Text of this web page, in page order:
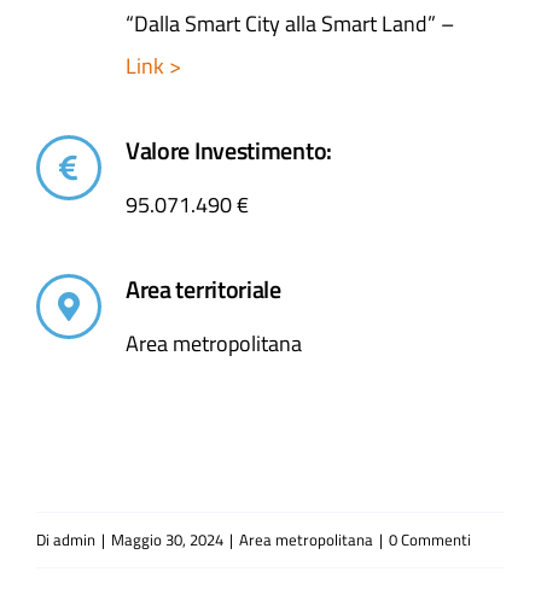
“Dalla Smart City alla Smart Land” –
Link >
Valore Investimento:
95.071.490 €
Area territoriale
Area metropolitana
Di admin | Maggio 30, 2024 | Area metropolitana | 0 Commenti